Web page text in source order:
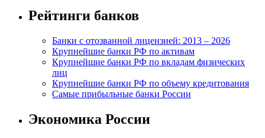
Рейтинги банков
Банки с отозванной лицензией: 2013 – 2026
Крупнейшие банки РФ по активам
Крупнейшие банки РФ по вкладам физических
лиц
Крупнейшие банки РФ по объему кредитования
Самые прибыльные банки России
Экономика России